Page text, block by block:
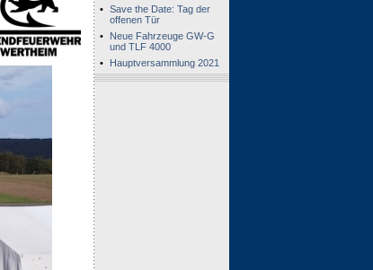
• Save the Date: Tag der
offenen Tür
•
Neue Fahrzeuge GW-G
und TLF 4000
•
Hauptversammlung 2021